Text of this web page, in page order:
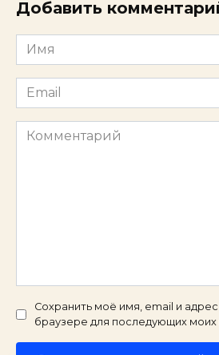
Добавить
Имя
*
Email
*
Комментарий
Сохранить моё имя, email и
браузере для последующих